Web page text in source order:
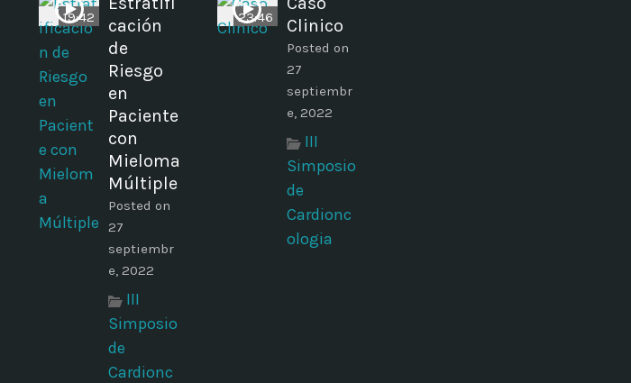
19:42
cación
de
Riesgo
en
Paciente
con
Mieloma
Múltiple
Posted on
27
septiembr
e, 2022
III
Simposio
de
Cardionc
23:46
Clinico
Posted on
27
septiembr
e, 2022
III
Simposio
de
Cardionc
ologia